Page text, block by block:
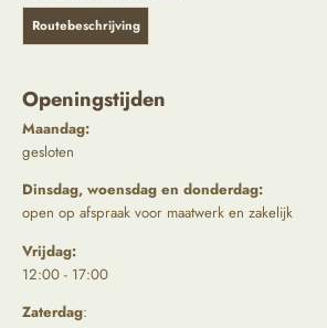
Routebeschrijving
Openingstijden
Maandag:
gesloten
Dinsdag, woensdag en donderdag:
open op afspraak voor maatwerk en zakelijk
Vrijdag:
12:00 - 17:00
Zaterdag: